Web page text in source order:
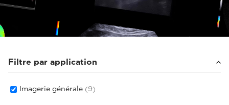
Filtre par application
Imagerie générale (9)